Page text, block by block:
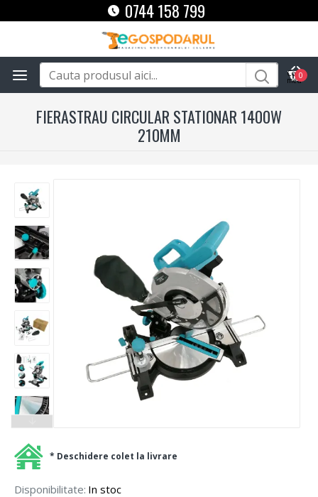
0744 158 799
0
FIERASTRAU CIRCULAR STATIONAR 1400W
210MM
Disponibilitate: In stoc
* Deschidere colet la livrare